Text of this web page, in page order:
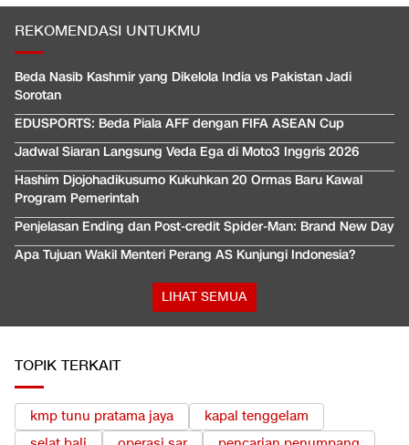
REKOMENDASI UNTUKMU
Beda Nasib Kashmir yang Dikelola India vs Pakistan Jadi
Sorotan
EDUSPORTS: Beda Piala AFF dengan FIFA ASEAN Cup
Jadwal Siaran Langsung Veda Ega di Moto3 Inggris 2026
Hashim Djojohadikusumo Kukuhkan 20 Ormas Baru Kawal
Program Pemerintah
Penjelasan Ending dan Post-credit Spider-Man: Brand New Day
Apa Tujuan Wakil Menteri Perang AS Kunjungi Indonesia?
LIHAT SEMUA
TOPIK TERKAIT
kmp tunu pratama jaya
kapal tenggelam